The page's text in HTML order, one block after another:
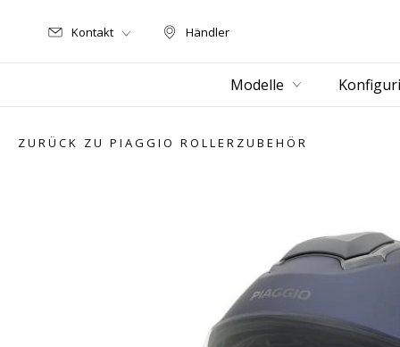
Händler
Händler
Kontakt
Modelle
ZURÜCK ZU PIAGGIO ROLLERZUBEHÖR